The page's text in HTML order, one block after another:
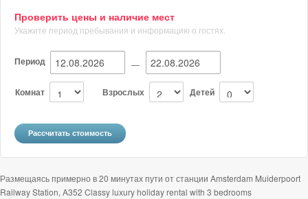
Проверить цены и наличие мест
Укажите период пребывания и информацию о гостях.
Период —
Комнат Взрослых Детей
Размещаясь примерно в 20 минутах пути от станции Amsterdam Muiderpoort
Railway Station, A352 Classy luxury holiday rental with 3 bedrooms